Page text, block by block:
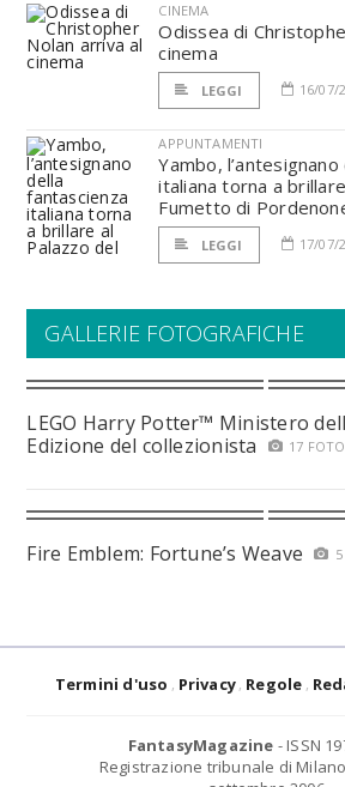
CINEMA
Odissea di
cinema
LEGGI 16/07/
APPUNTAMENTI
Yambo,
italiana torna a
Fumetto di
LEGGI 17/07/
GALLERIE FOTOGRAFICHE
LEGO Harry Potter™ Ministero
Edizione del collezionista
17 FOTO
Fire Emblem: Fortune’s Weave
Termini d'uso Privacy Regole
FantasyMagazine - ISSN
Registrazione tribunale di